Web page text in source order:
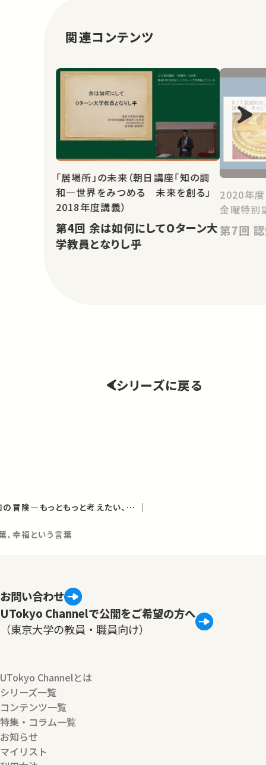
関連コンテンツ
「居場所」の未来（朝日講座「知の調
和―世界をみつめる 未来を創る」
2018年度講義）
第4回 余は如何にしてOターン大
学教員となりし乎
2020年度
金曜特別
第
シリーズに戻る
知と幸福（朝日講座「知の冒険—もっともっと考えたい、世界は謎に満ちている」2012年度講義）
幸福という言葉
お問い合わせ
UTokyo Channelで公開をご希望の方へ
（東京大学の教員・職員向け）
UTokyo Channelとは
シリーズ一覧
コンテンツ一覧
特集・コラム一覧
お知らせ
マイリスト